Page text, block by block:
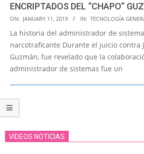
ENCRIPTADOS DEL “CHAPO”
2019-
01-
11
ON: JANUARY 11, 2019 IN: TECNOLOGÍA
La historia del administrador de
narcotraficante Durante el juicio contra
Guzmán, fue revelado que la
administrador de sistemas fue un
VIDEOS NOTICIAS